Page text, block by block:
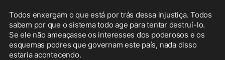
Todos enxergam o que está por trás dessa injustiça. Todos
sabem por que o sistema todo age para tentar destruí-lo.
Se ele não ameaçasse os interesses dos poderosos e os
esquemas podres que governam este país, nada disso
estaria acontecendo.